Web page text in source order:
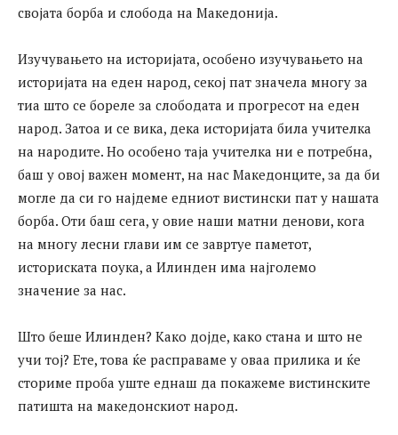
својата борба и слобода на Македонија.
Изучувањето на историјата, особено изучувањето на
историјата на еден народ, секој пат значела многу за
тиа што се бореле за слободата и прогресот на еден
народ. Затоа и се вика, дека историјата била учителка
на народите. Но особено таја учителка ни е потребна,
баш у овој важен момент, на нас Македонците, за да би
могле да си го најдеме едниот вистински пат у нашата
борба. Оти баш сега, у овие наши матни денови, кога
на многу лесни глави им се завртуе паметот,
историската поука, а Илинден има најголемо
значение за нас.
Што беше Илинден? Како дојде, како стана и што не
учи тој? Ете, това ќе расправаме у оваа прилика и ќе
сториме проба уште еднаш да покажеме вистинските
патишта на македонскиот народ.